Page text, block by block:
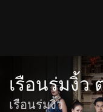
เรือนร่มงิ้ว
เรือนร่มงิ้ว